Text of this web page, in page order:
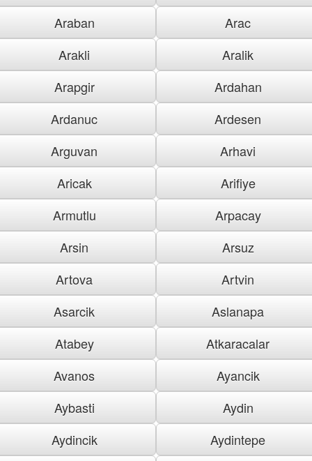
Araban
Arac
Arakli
Aralik
Arapgir
Ardahan
Ardanuc
Ardesen
Arguvan
Arhavi
Aricak
Arifiye
Armutlu
Arpacay
Arsin
Arsuz
Artova
Artvin
Asarcik
Aslanapa
Atabey
Atkaracalar
Avanos
Ayancik
Aybasti
Aydin
Aydincik
Aydintepe